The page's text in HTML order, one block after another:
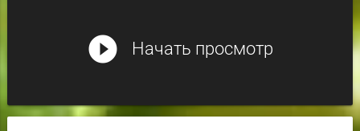
play_circle_filled Начать просмотр